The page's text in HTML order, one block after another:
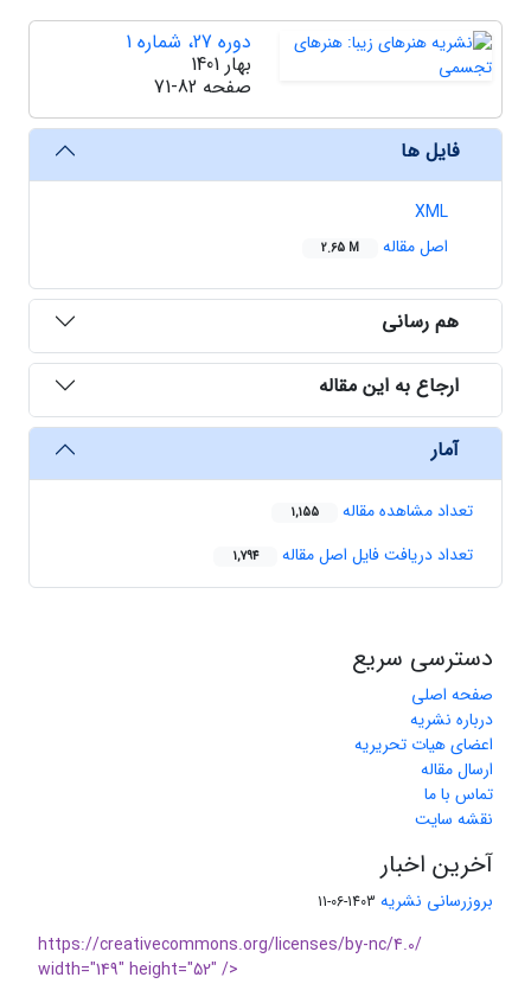
دوره 27، شماره 1
بهار 1401
صفحه 71-82
فایل ها
XML
اصل مقاله
2.65 M
هم رسانی
ارجاع به این مقاله
آمار
تعداد مشاهده مقاله 1,155
تعداد دریافت فایل اصل مقاله 1,794
دسترسی سریع
صفحه اصلی
درباره نشریه
اعضای هیات تحریریه
ارسال مقاله
تماس با ما
نقشه سایت
آخرین اخبار
بروزرسانی نشریه 1403-06-11
https://creativecommons.org/licenses/by-nc/4.0/
width="149" height="52" />